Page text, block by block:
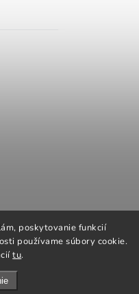
poskytovanie funkcií
používame súbory cookie.
tu.